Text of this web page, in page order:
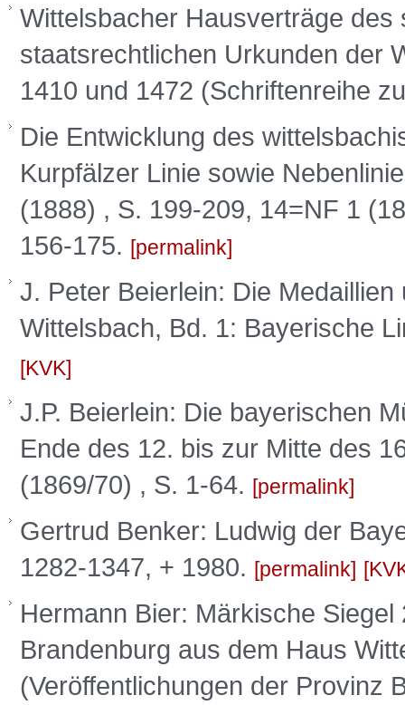
Wittelsbacher Hausverträge
staatsrechtlichen Urkunden der
1410 und 1472 (Schriftenreihe
Die Entwicklung des
Kurpfälzer Linie sowie
(1888) , S. 199-209, 14=NF 1
156-175.
permalink
J. Peter Beierlein: Die
Wittelsbach, Bd. 1: Bayerische
KVK
J.P. Beierlein: Die bayerischen
Ende des 12. bis zur Mitte des
(1869/70) , S. 1-64.
permalink
Gertrud Benker: Ludwig der
1282-1347, + 1980.
permalink
Hermann Bier: Märkische
Brandenburg aus dem Haus
(Veröffentlichungen der Provinz